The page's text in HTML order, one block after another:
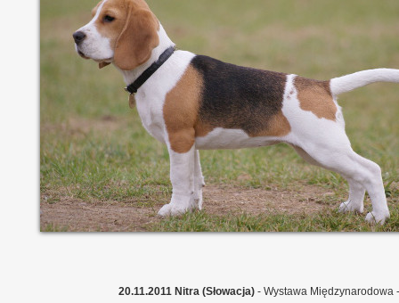
20.11.2011 Nitra (Słowacja) - Wystawa Międzynarodowa